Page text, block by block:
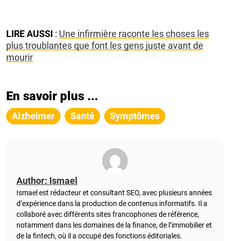
LIRE AUSSI : Une infirmière raconte les choses les
plus troublantes que font les gens juste avant de
mourir
En savoir plus ...
Alzheimer Santé Symptômes
Author: Ismael
Ismael est rédacteur et consultant SEO, avec plusieurs années
d’expérience dans la production de contenus informatifs. Il a
collaboré avec différents sites francophones de référence,
notamment dans les domaines de la finance, de l’immobilier et
de la fintech, où il a occupé des fonctions éditoriales.